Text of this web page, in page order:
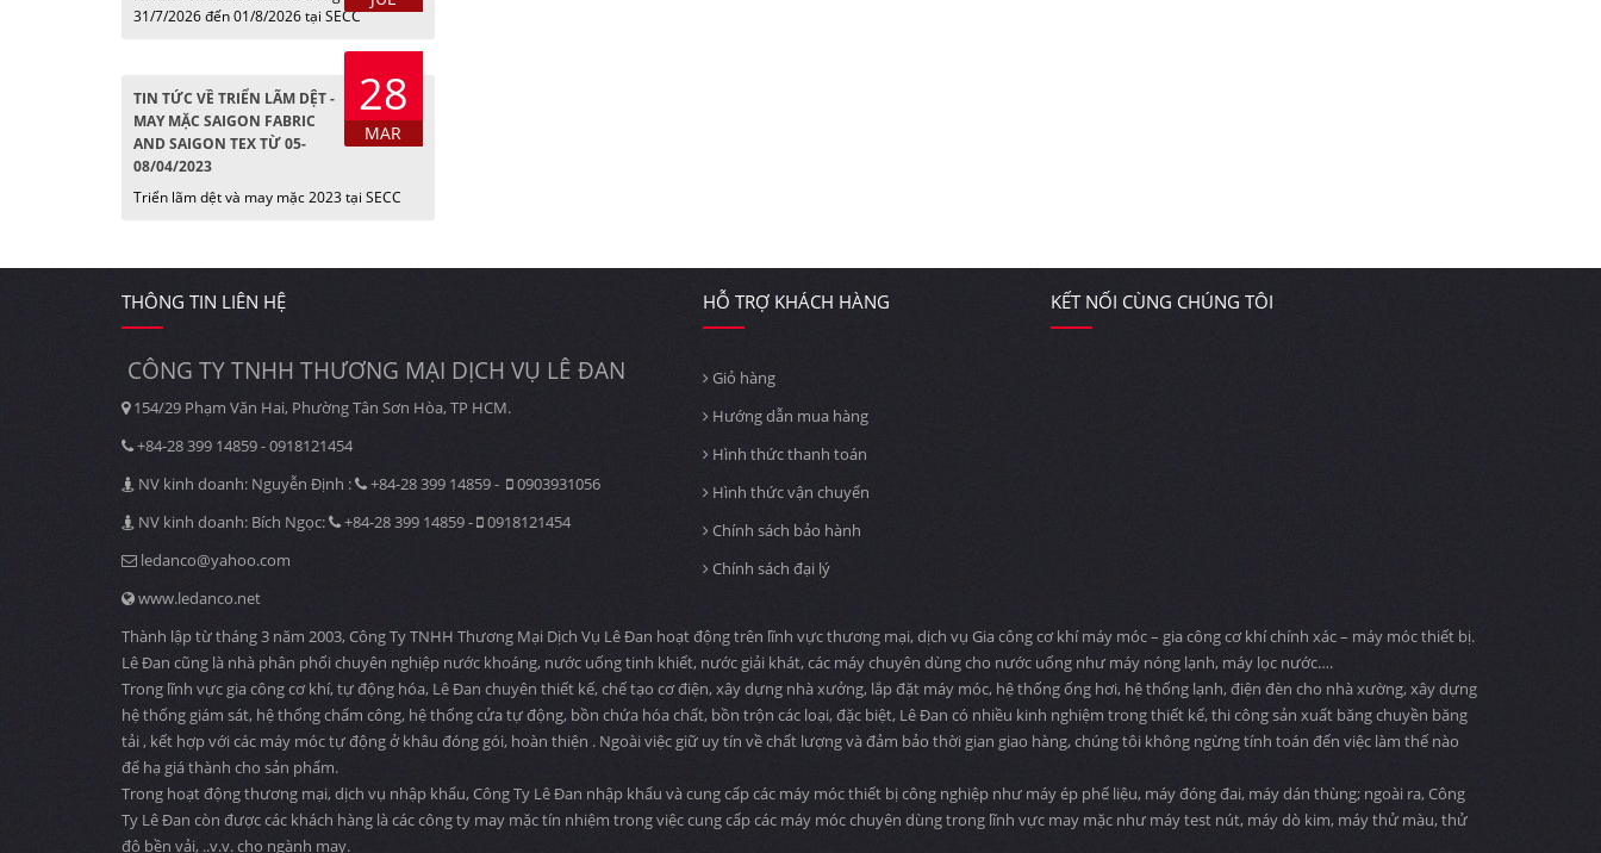
31/7/2026 đến 01/8/2026 tại SECC
28
MAR
TIN TỨC VỀ TRIỂN LÃM DỆT -
MAY MẶC SAIGON FABRIC
AND SAIGON TEX TỪ 05-
08/04/2023
Triển lãm dệt và may mặc 2023 tại SECC
THÔNG TIN LIÊN HỆ
CÔNG TY TNHH THƯƠNG MẠI DỊCH VỤ LÊ ĐAN
154/29 Phạm Văn Hai, Phường Tân Sơn Hòa, TP HCM.
+84-28 399 14859 - 0918121454
NV kinh doanh: Nguyễn Định :
+84-28 399 14859 -
0903931056
NV kinh doanh: Bích Ngọc:
+84-28 399 14859 -
0918121454
ledanco@yahoo.com
www.ledanco.net
HỖ TRỢ KHÁCH HÀNG
Giỏ hàng
Hướng dẫn mua hàng
Hình thức thanh toán
Hình thức vận chuyển
Chính sách bảo hành
Chính sách đại lý
KẾT NỐI CÙNG CHÚNG TÔI
Thành lập từ tháng 3 năm 2003, Công Ty TNHH Thương Mại Dịch Vụ Lê Đan hoạt động trên lĩnh vực thương mại, dịch vụ Gia công cơ khí máy móc – gia công cơ khí chính xác – máy móc thiết bị.
Lê Đan cũng là nhà phân phối chuyên nghiệp nước khoáng, nước uống tinh khiết, nước giải khát, các máy chuyên dùng cho nước uống như máy nóng lạnh, máy lọc nước….
Trong lĩnh vực gia công cơ khí, tự động hóa, Lê Đan chuyên thiết kế, chế tạo cơ điện, xây dựng nhà xưởng, lắp đặt máy móc, hệ thống ống hơi, hệ thống lạnh, điện đèn cho nhà xường, xây dựng
hệ thống giám sát, hệ thống chấm công, hệ thống cửa tự động, bồn chứa hóa chất, bồn trộn các loại, đặc biệt, Lê Đan có nhiều kinh nghiệm trong thiết kế, thi công sản xuất băng chuyền băng
tải , kết hợp với các máy móc tự động ở khâu đóng gói, hoàn thiện . Ngoài việc giữ uy tín về chất lượng và đảm bảo thời gian giao hàng, chúng tôi không ngừng tính toán đến việc làm thế nào
để hạ giá thành cho sản phẩm.
Trong hoạt động thương mại, dịch vụ nhập khẩu, Công Ty Lê Đan nhập khẩu và cung cấp các máy móc thiết bị công nghiệp như máy ép phế liệu, máy đóng đai, máy dán thùng; ngoài ra, Công
Ty Lê Đan còn được các khách hàng là các công ty may mặc tín nhiệm trong việc cung cấp các máy móc chuyên dùng trong lĩnh vực may mặc như máy test nút, máy dò kim, máy thử màu, thử
độ bền vải, ..v.v. cho ngành may.